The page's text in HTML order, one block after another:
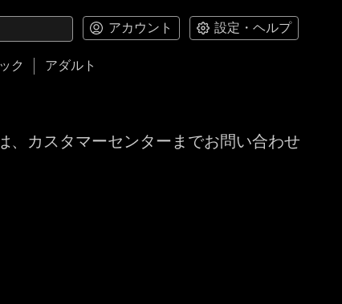
アカウント 設定・ヘルプ
ク アダルト
、カスタマーセンターまでお問い合わせ